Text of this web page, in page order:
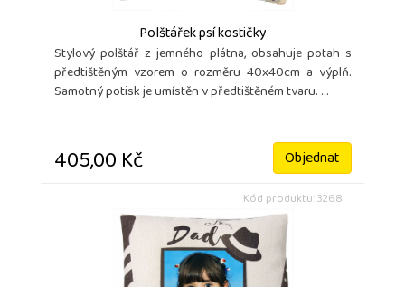
Polštářek psí kostičky
Stylový polštář z jemného plátna, obsahuje potah s
předtištěným vzorem o rozměru 40x40cm a výplň.
Samotný potisk je umístěn v předtištěném tvaru. ...
405,00 Kč Objednat
Kód produktu: 3268